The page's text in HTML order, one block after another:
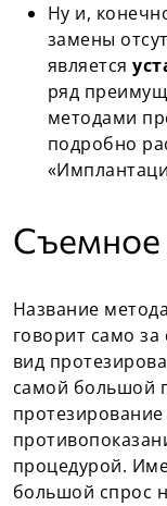
Ну и,
замены
является
ряд
методами
подробно
Cъемное
Название
говорит само
вид
самой большой
процедурой.
большой спрос